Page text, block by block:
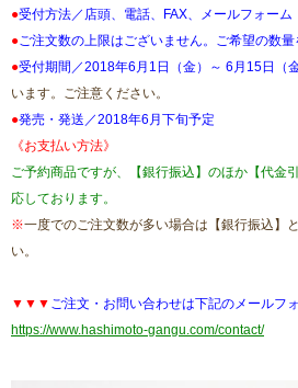
●受付方法／店頭、電話、FAX、メールフォーム
●ご注文数の上限はございません。ご希望の数量
●受付期間／2018年6月1日（金）～ 6月15日（金
います。ご注意ください。
●発売・発送／2018年6月下旬予定
《お支払い方法》
ご予約商品ですが、【銀行振込】のほか【代金
応しております。
※一度でのご注文数が多い場合は【銀行振込】
い。
▼▼▼ ご注文・お問い合わせは下記のメールフ
https://www.hashimoto-gangu.com/contact/